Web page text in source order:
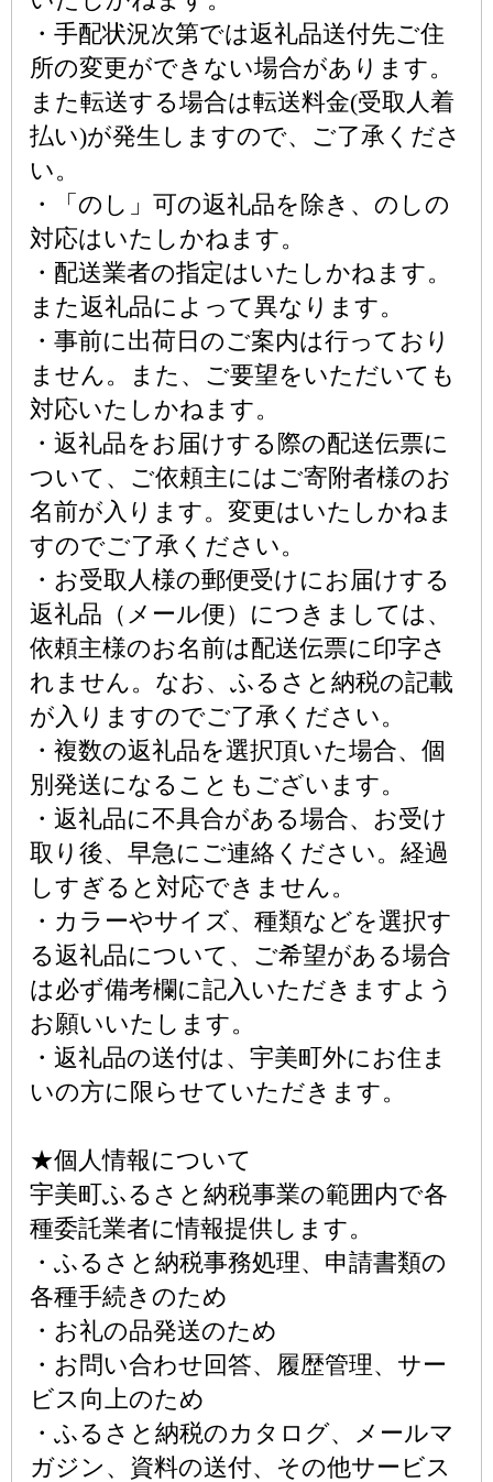
・手配状況次第では返礼品送付先ご住
所の変更ができない場合があります。
また転送する場合は転送料金(受取人着
払い)が発生しますので、ご了承くださ
い。
・「のし」可の返礼品を除き、のしの
対応はいたしかねます。
・配送業者の指定はいたしかねます。
また返礼品によって異なります。
・事前に出荷日のご案内は行っており
ません。また、ご要望をいただいても
対応いたしかねます。
・返礼品をお届けする際の配送伝票に
ついて、ご依頼主にはご寄附者様のお
名前が入ります。変更はいたしかねま
すのでご了承ください。
・お受取人様の郵便受けにお届けする
返礼品（メール便）につきましては、
依頼主様のお名前は配送伝票に印字さ
れません。なお、ふるさと納税の記載
が入りますのでご了承ください。
・複数の返礼品を選択頂いた場合、個
別発送になることもございます。
・返礼品に不具合がある場合、お受け
取り後、早急にご連絡ください。経過
しすぎると対応できません。
・カラーやサイズ、種類などを選択す
る返礼品について、ご希望がある場合
は必ず備考欄に記入いただきますよう
お願いいたします。
・返礼品の送付は、宇美町外にお住ま
いの方に限らせていただきます。
★個人情報について
宇美町ふるさと納税事業の範囲内で各
種委託業者に情報提供します。
・ふるさと納税事務処理、申請書類の
各種手続きのため
・お礼の品発送のため
・お問い合わせ回答、履歴管理、サー
ビス向上のため
・ふるさと納税のカタログ、メールマ
ガジン、資料の送付、その他サービス